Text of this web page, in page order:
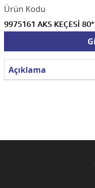
9975161 AKS KEÇESİ
Açıklama